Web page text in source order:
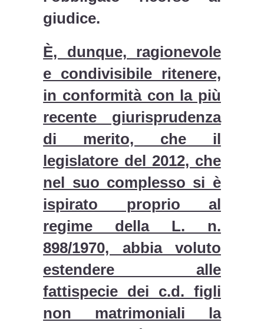
giudice.
È, dunque, ragionevole
e condivisibile ritenere,
in conformità con la più
recente giurisprudenza
di merito, che il
legislatore del 2012, che
nel suo complesso si è
ispirato proprio al
regime della L. n.
898/1970, abbia voluto
estendere alle
fattispecie dei c.d. figli
non matrimoniali la